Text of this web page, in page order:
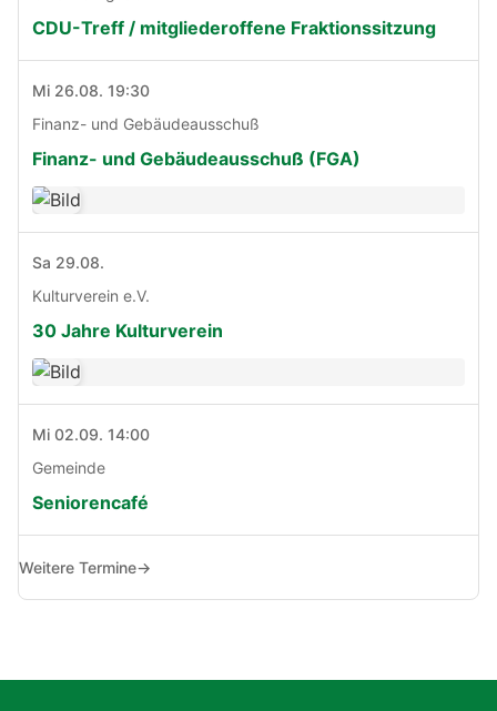
CDU-Treff / mitgliederoffene Fraktionssitzung
Mi 26.08. 19:30
Finanz- und Gebäudeausschuß
Finanz- und Gebäudeausschuß (FGA)
Sa 29.08.
Kulturverein e.V.
30 Jahre Kulturverein
Mi 02.09. 14:00
Gemeinde
Seniorencafé
Weitere Termine→